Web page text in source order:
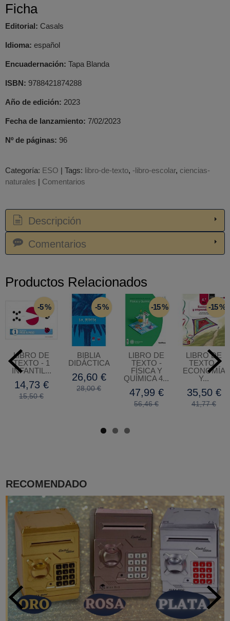
RECOMENDADO
Ficha
Editorial: Casals
Idioma: español
Encuadernación: Tapa Blanda
ISBN: 9788421874288
Año de edición: 2023
Fecha de lanzamiento: 7/02/2023
Nº de páginas: 96
Categoría: ESO | Tags: libro-de-texto -libro-escolar ciencias-
naturales | Comentarios
Descripción
Comentarios
Productos Relacionados
-5 %
LIBRO DE
TEXTO - 1
INFANTIL...
14,73 €
15,50 €
-5 %
BIBLIA
DIDÁCTICA
26,60 €
28,00 €
-15 %
LIBRO DE
TEXTO -
FÍSICA Y
QUÍMICA 4...
47,99 €
56,46 €
-15 %
LIBRO DE
TEXTO -
ECONOMÍA
Y...
35,50 €
41,77 €